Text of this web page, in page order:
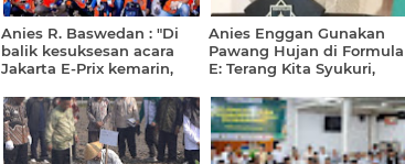
Anies R. Baswedan : "Di
balik kesuksesan acara
Jakarta E-Prix kemarin,
terlibat mewujudkannya"
Anies Enggan Gunakan
Pawang Hujan di Formula
E: Terang Kita Syukuri,